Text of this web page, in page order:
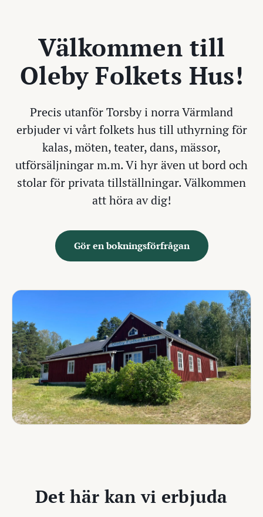
Välkommen till
Oleby Folkets Hus!
Precis utanför Torsby i norra Värmland
erbjuder vi vårt folkets hus till uthyrning för
kalas, möten, teater, dans, mässor,
utförsäljningar m.m. Vi hyr även ut bord och
stolar för privata tillställningar. Välkommen
att höra av dig!
Gör en bokningsförfrågan
Det här kan vi erbjuda